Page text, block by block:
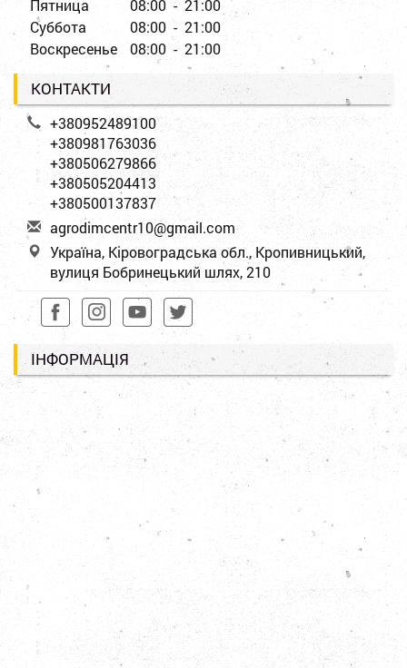
Пятница
08:00 - 21:00
Суббота
08:00 - 21:00
Воскресенье
08:00 - 21:00
КОНТАКТИ
+380952489100
+380981763036
+380506279866
+380505204413
+380500137837
agrodimcentr10@gmail.com
Україна, Кіровоградська обл., Кропивницький,
вулиця Бобринецький шлях, 210
ІНФОРМАЦІЯ